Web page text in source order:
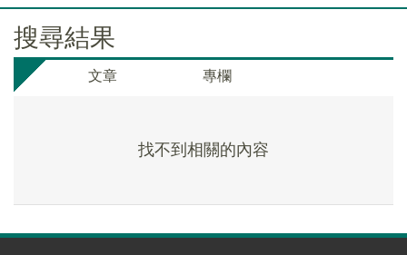
搜尋結果
文章 專欄
找不到相關的內容